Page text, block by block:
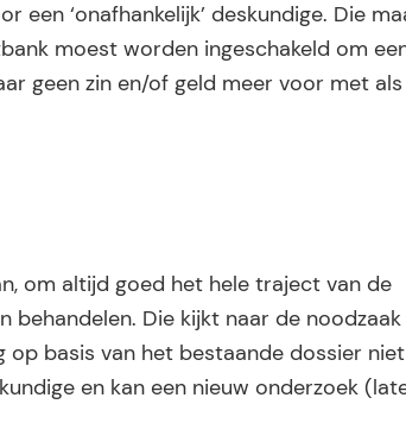
een ‘onafhankelijk’ deskundige. Die
moest worden ingeschakeld om
geen zin en/of geld meer voor met
om altijd goed het hele traject van de
Die kijkt naar de noodzaak
op basis van het bestaande dossier niet
en kan een nieuw onderzoek